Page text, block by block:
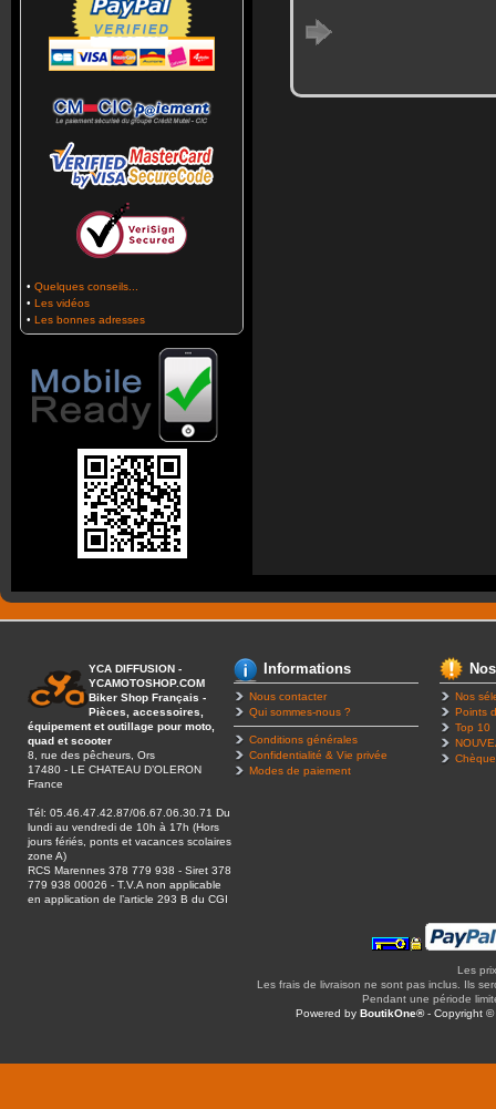
• Quelques conseils...
• Les vidéos
• Les bonnes adresses
YCA DIFFUSION -
YCAMOTOSHOP.COM
Biker Shop Français -
Pièces, accessoires,
équipement et outillage pour moto,
quad et scooter
8, rue des pêcheurs, Ors
17480 - LE CHATEAU D’OLERON
France
Tél: 05.46.47.42.87/06.67.06.30.71 Du
lundi au vendredi de 10h à 17h (Hors
jours fériés, ponts et vacances scolaires
zone A)
RCS Marennes 378 779 938 - Siret 378
779 938 00026 - T.V.A non applicable
en application de l’article 293 B du CGI
Informations
Nous contacter
Qui sommes-nous ?
Conditions générales
Confidentialité & Vie privée
Modes de paiement
Nos
Points
Top 10
Les
Les frais de livraison ne sont pas inclus. Ils
Pendant une période
Powered byBoutikOne®- Copyright ©